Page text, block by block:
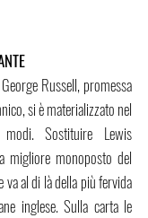
Russell, promessa
si è materializzato nel
Sostituire Lewis
migliore monoposto del
va al di là della più fervida
inglese. Sulla carta le